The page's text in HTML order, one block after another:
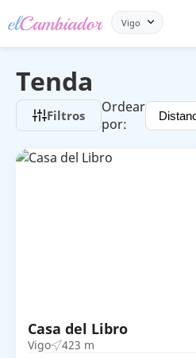
Vigo
Tenda
Filtros
Ordear
por:
Casa del Libro
Vigo 423 m